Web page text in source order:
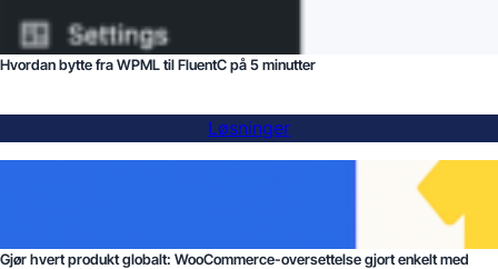
Hvordan bytte fra WPML til FluentC på 5 minutter
Løsninger
Gjør hvert produkt globalt: WooCommerce-oversettelse gjort enkelt med